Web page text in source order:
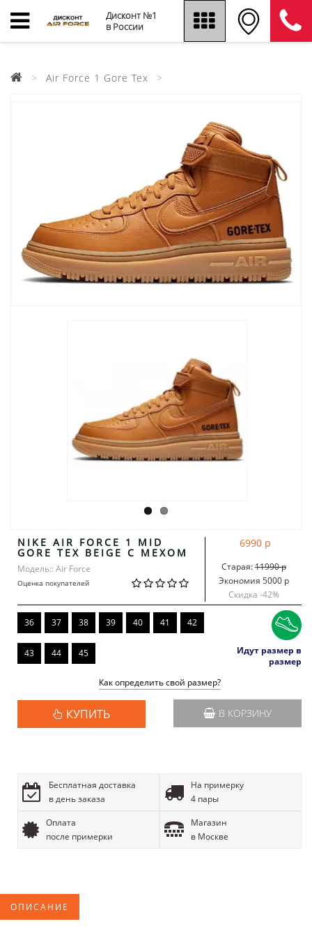
Дисконт №1
в России
Air Force 1 Gore Tex
NIKE AIR FORCE 1 MID
GORE TEX BEIGE С МЕХОМ
Модель:: Air Force
Оценка покупателей
6990 р
Старая:11990 р
Экономия 5000 р
Скидка -42%
36 37 38 39 40 41 42
43 44 45
Идут размер в
размер
Как определить свой размер?
КУПИТЬ В КОРЗИНУ
Бесплатная доставка
в день заказа
На примерку
4 пары
Оплата
после примерки
Магазин
в Москве
ОПИСАНИЕ